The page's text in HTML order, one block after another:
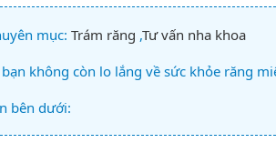
mục: Trám răng ,Tư vấn nha khoa
không còn lo lắng về sức khỏe răng
bên dưới: